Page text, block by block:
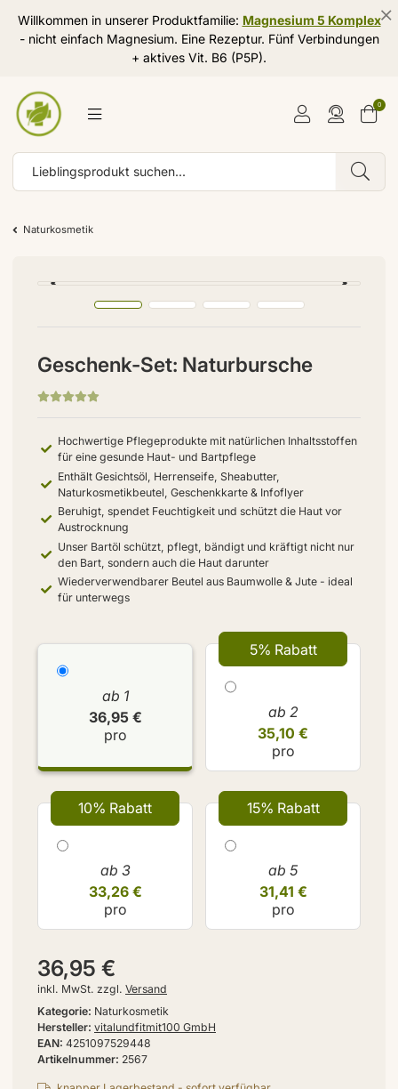
Willkommen in unserer Produktfamilie: Magnesium 5 Komplex
- nicht einfach Magnesium. Eine Rezeptur. Fünf Verbindungen
+ aktives Vit. B6 (P5P).
0
Naturkosmetik
Geschenk-Set: Naturbursche
Hersteller vitalundfitmit100 GmbH
Artikelnummer 2567
EAN 4251097529448
Kategorie Naturkosmetik
Hochwertige Pflegeprodukte mit natürlichen Inhaltsstoffen
für eine gesunde Haut- und Bartpflege
Enthält Gesichtsöl, Herrenseife, Sheabutter,
Naturkosmetikbeutel, Geschenkkarte & Infoflyer
Beruhigt, spendet Feuchtigkeit und schützt die Haut vor
Austrocknung
Unser Bartöl schützt, pflegt, bändigt und kräftigt nicht nur
den Bart, sondern auch die Haut darunter
Wiederverwendbarer Beutel aus Baumwolle & Jute - ideal
für unterwegs
36,95 €
inkl. MwSt. zzgl. Versand
ab 1
36,95 €
pro
5% Rabatt
ab 2
35,10 €
pro
10% Rabatt
ab 3
33,26 €
pro
15% Rabatt
ab 5
31,41 €
pro